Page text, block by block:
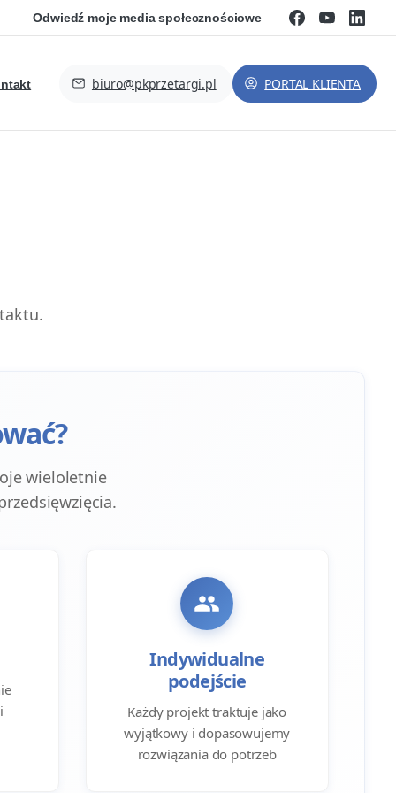
Odwiedź moje media społecznościowe
biuro@pkprzetargi.pl PORTAL KLIENTA
wieloletnie
Indywidualne
podejście
Każdy projekt traktuje jako
wyjątkowy i dopasowujemy
rozwiązania do potrzeb